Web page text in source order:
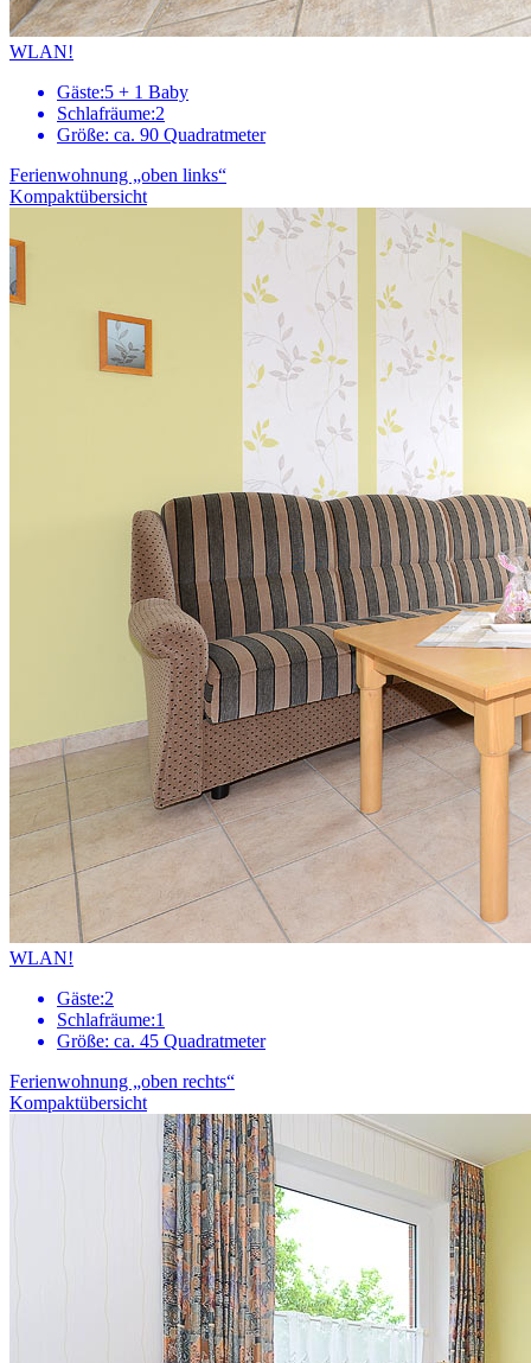
WLAN!
Gäste:5 + 1 Baby
Schlafräume:2
Größe: ca. 90 Quadratmeter
Ferienwohnung „oben links“
Kompaktübersicht
WLAN!
Gäste:2
Schlafräume:1
Größe: ca. 45 Quadratmeter
Ferienwohnung „oben rechts“
Kompaktübersicht